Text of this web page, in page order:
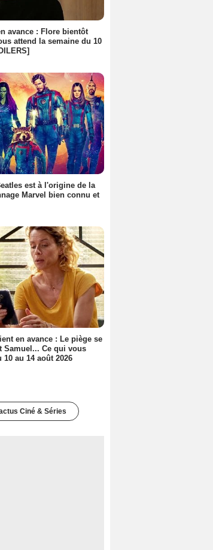
avance : Flore bientôt
attend la semaine du 10
est à l'origine de la
Marvel bien connu et
en avance : Le piège se
Samuel... Ce qui vous
au 14 août 2026
Ciné & Séries